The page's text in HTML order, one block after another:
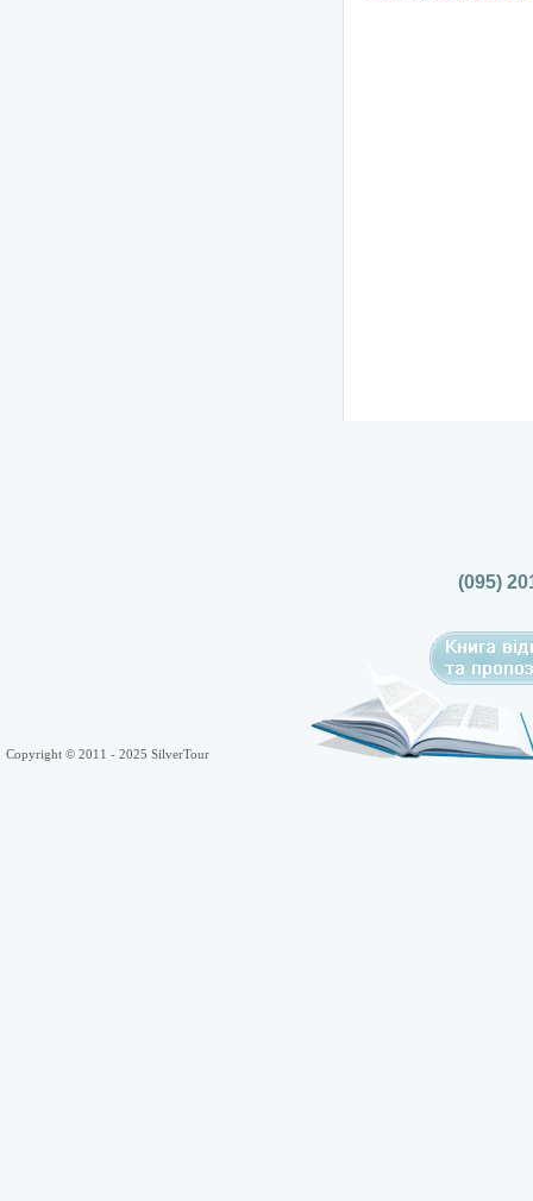
(095)
Copyright © 2011 - 2025 SilverTour